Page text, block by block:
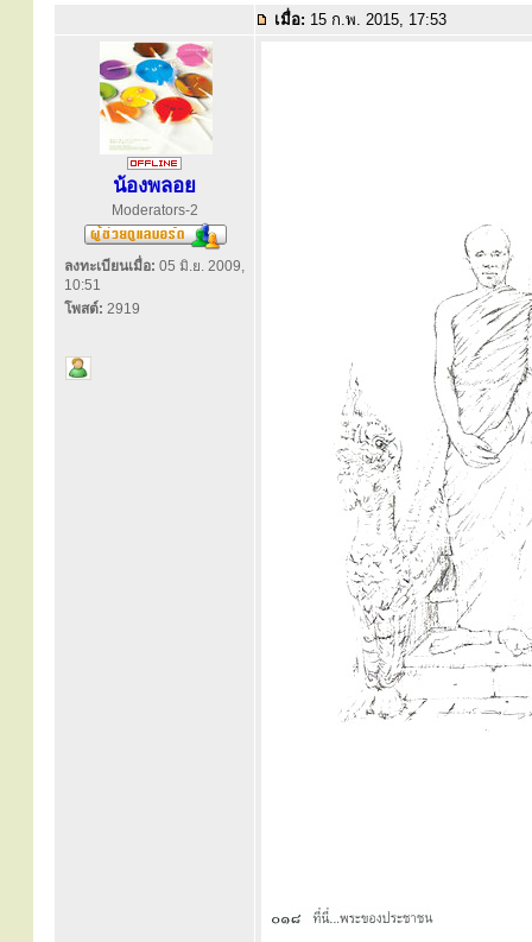
เมื่อ: 15 ก.พ. 2015, 17:53
น้องพลอย
Moderators-2
ลงทะเบียนเมื่อ: 05 มิ.ย. 2009,
10:51
โพสต์: 2919